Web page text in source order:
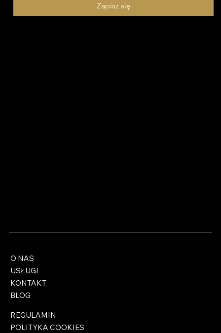
Zapisz się
O NAS
USŁUGI
KONTAKT
BLOG
REGULAMIN
POLITYKA COOKIES